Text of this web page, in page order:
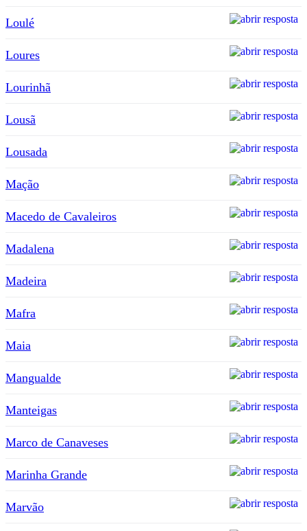
Loulé
Loures
Lourinhã
Lousã
Lousada
Mação
Macedo de Cavaleiros
Madalena
Madeira
Mafra
Maia
Mangualde
Manteigas
Marco de Canaveses
Marinha Grande
Marvão